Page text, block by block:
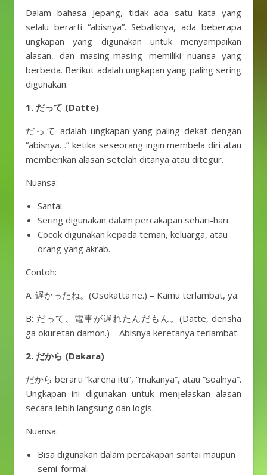
Dalam bahasa Jepang, tidak ada satu kata yang
selalu berarti “abisnya”. Sebaliknya, ada beberapa
ungkapan yang digunakan untuk menyampaikan
alasan, dan masing-masing memiliki nuansa yang
berbeda. Berikut adalah ungkapan yang paling sering
digunakan.
1. だって (Datte)
だって adalah ungkapan yang paling dekat dengan
“abisnya…” ketika seseorang ingin membela diri atau
memberikan alasan setelah ditanya atau ditegur.
Nuansa:
Santai.
Sering digunakan dalam percakapan sehari-hari.
Cocok digunakan kepada teman, keluarga, atau
orang yang akrab.
Contoh:
A: 遅かったね。(Osokatta ne.) – Kamu terlambat, ya.
B: だって、電車が遅れたんだもん。(Datte, densha
ga okuretan damon.) – Abisnya keretanya terlambat.
2. だから (Dakara)
だから berarti “karena itu”, “makanya”, atau “soalnya”.
Ungkapan ini digunakan untuk menjelaskan alasan
secara lebih langsung dan logis.
Nuansa:
Bisa digunakan dalam percakapan santai maupun
semi-formal.